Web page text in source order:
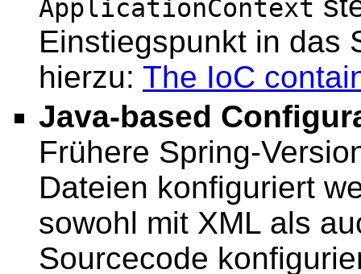
ApplicationContext
Einstiegspunkt in das
hierzu: The IoC
Java-based
Frühere Spring-
Dateien konfiguriert
sowohl mit XML als
Sourcecode